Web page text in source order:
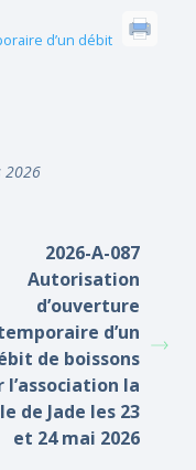
d’un débit
2026
2026-A-087
Autorisation
d’ouverture
d’un
de boissons
l’association la
de Jade les 23
et 24 mai 2026